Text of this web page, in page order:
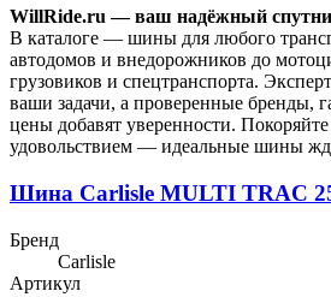
WillRide.ru — ваш надёжный
В каталоге — шины для любого
автодомов и внедорожников до
грузовиков и спецтранспорта.
ваши задачи, а проверенные бренды,
цены добавят уверенности.
удовольствием — идеальные шины
Шина Carlisle MULTI TRAC
Бренд
Carlisle
Артикул